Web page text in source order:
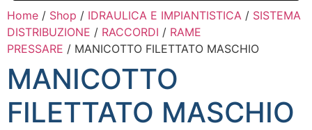
Home / Shop / IDRAULICA E IMPIANTISTICA / SISTEMA
DISTRIBUZIONE / RACCORDI / RAME
PRESSARE / MANICOTTO FILETTATO MASCHIO
MANICOTTO
FILETTATO MASCHIO